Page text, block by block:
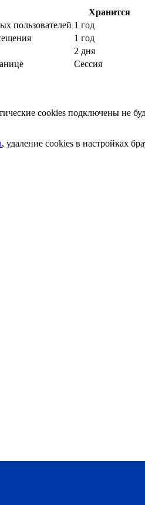
Хранится
пользователей 1 год
1 год
2 дня
Сессия
cookies подключены не
, удаление cookies в настройках